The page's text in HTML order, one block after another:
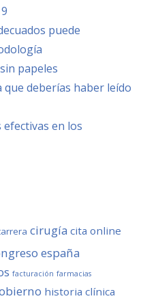
puede
papeles
deberías haber leído
en los
cirugía cita online
españa
facturación farmacias
historia clínica